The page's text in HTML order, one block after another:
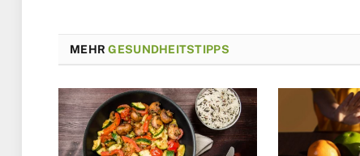
MEHRGESUNDHEITSTIPPS